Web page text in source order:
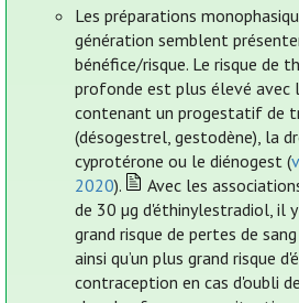
Les préparations
génération semblent
bénéfice/risque. Le risque de
profonde est plus élevé avec
contenant un progestatif de
(désogestrel, gestodène), la
cyprotérone ou le diénogest (
2020).
Avec les
de 30 µg d'éthinylestradiol, il
grand risque de pertes de
ainsi qu’un plus grand risque
contraception en cas d'oubli